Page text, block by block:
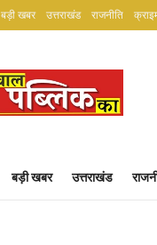
बड़ी खबर उत्तराखंड राजनीति
बड़ी खबर उत्तराखंड